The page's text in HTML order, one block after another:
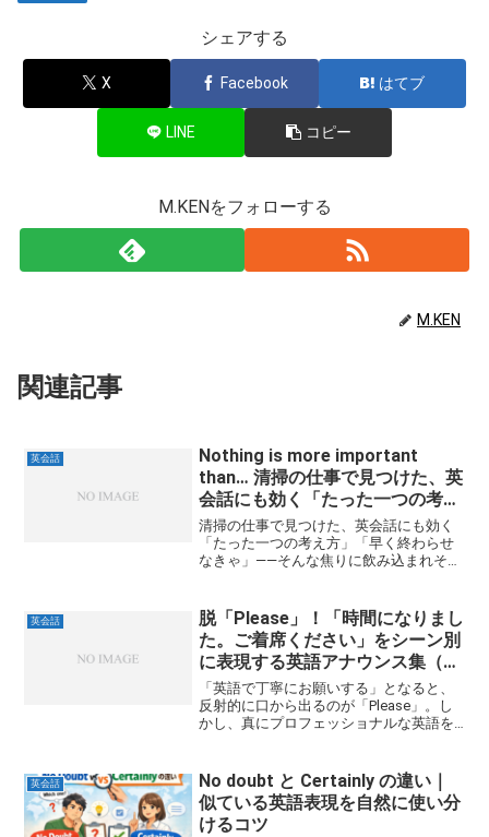
シェアする
X Facebook はてブ
LINE コピー
M.KENをフォローする
M.KEN
関連記事
英会話
Nothing is more important
than… 清掃の仕事で見つけた、英
会話にも効く「たった一つの考え
方」
清掃の仕事で見つけた、英会話にも効く
「たった一つの考え方」「早く終わらせ
なきゃ」——そんな焦りに飲み込まれそう
than a job that h...
英会話
脱「Please」！「時間になりまし
た。ご着席ください」をシーン別
に表現する英語アナウンス集（完
全版）
「英語で丁寧にお願いする」となると、
反射的に口から出るのが「Please」。し
かし、真にプロフェッショナルな英語を
るのでは？特に、会議や集会でのアナウ
ンスで同じ表現...
英会話
No doubt と Certainly の違い｜
似ている英語表現を自然に使い分
けるコツ